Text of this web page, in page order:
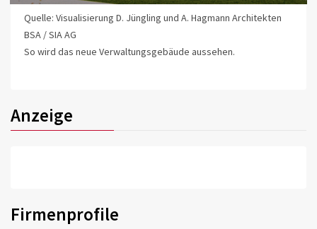
Quelle: Visualisierung D. Jüngling und A. Hagmann Architekten
BSA / SIA AG
So wird das neue Verwaltungsgebäude aussehen.
Anzeige
Firmenprofile